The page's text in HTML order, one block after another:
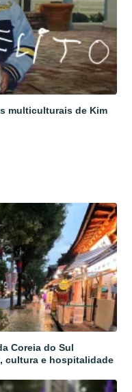
multiculturais de Kim
Coreia do Sul
cultura e hospitalidade